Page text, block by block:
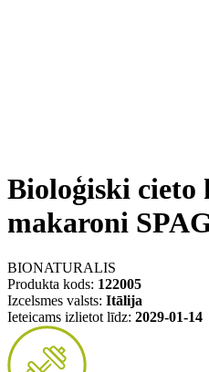
Bioloģiski cieto
makaroni
BIONATURALIS
Produkta kods: 122005
Izcelsmes valsts: Itālija
Ieteicams izlietot līdz: 2029-01-14